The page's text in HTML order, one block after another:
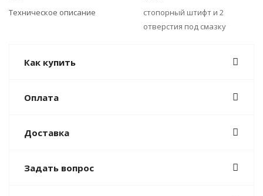
Техническое описание
стопорный штифт и 2
отверстия под смазку
Как купить
Оплата
Доставка
Задать вопрос